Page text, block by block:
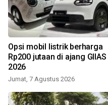
Opsi mobil listrik berharga
Rp200 jutaan di ajang GIIAS
2026
Jumat, 7 Agustus 2026